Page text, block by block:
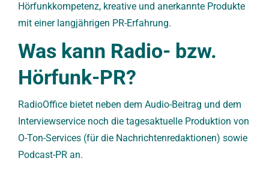
Hörfunkkompetenz, kreative und anerkannte Produkte
mit einer langjährigen PR-Erfahrung.
Was kann Radio- bzw.
Hörfunk-PR?
RadioOffice bietet neben dem Audio-Beitrag und dem
Interviewservice noch die tagesaktuelle Produktion von
O-Ton-Services (für die Nachrichtenredaktionen) sowie
Podcast-PR an.